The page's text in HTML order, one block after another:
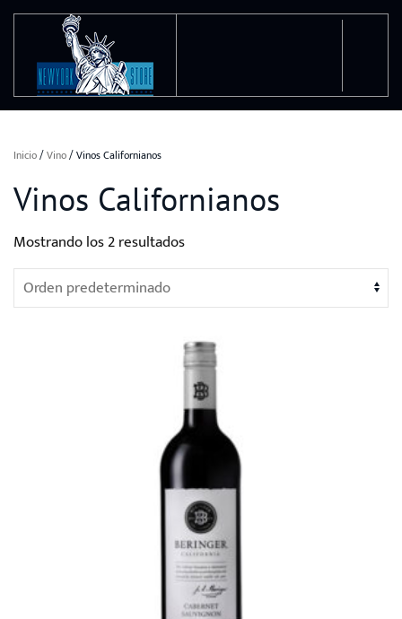
Ir al contenido principal
Inicio/Vino/ Vinos Californianos
Vinos Californianos
Mostrando los 2 resultados